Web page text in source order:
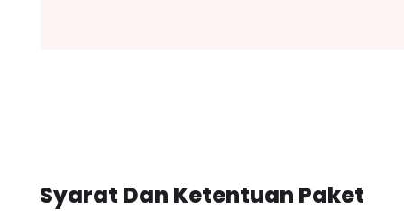
Syarat Dan Ketentuan Paket